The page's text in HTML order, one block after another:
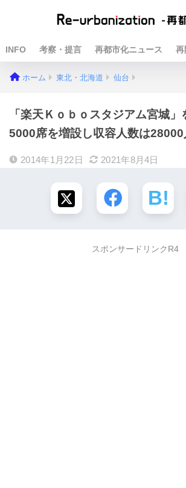
INFO 考察・提言 再都市化ニュース 再
ホーム 東北・北海道 仙台
「楽天Ｋｏｂｏスタジアム宮城
5000席を増設し収容人数は28000
2014年1月22日 2021年8月4日
スポンサードリンクR4